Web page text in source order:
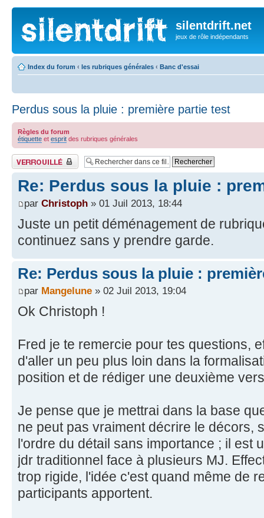
silentdrift.net
jeux de rôle indépendants
Index du forum ‹ les rubriques générales ‹ Banc d'essai
Perdus sous la pluie : première partie test
Règles du forum
étiquette et esprit des rubriques générales
Fil verrouillé
Re: Perdus sous la pluie :
par Christoph » 01 Juil 2013, 18:44
Juste un petit déménagement de
continuez sans y prendre garde.
Re: Perdus sous la pluie :
par Mangelune » 02 Juil 2013, 19:04
Ok Christoph !
Fred je te remercie pour tes questions,
d'aller un peu plus loin dans la
position et de rédiger une deuxième
Je pense que je mettrai dans la base
ne peut pas vraiment décrire le décors,
l'ordre du détail sans importance ; il est
jdr traditionnel face à plusieurs MJ.
trop rigide, l'idée c'est quand même de
participants apportent.